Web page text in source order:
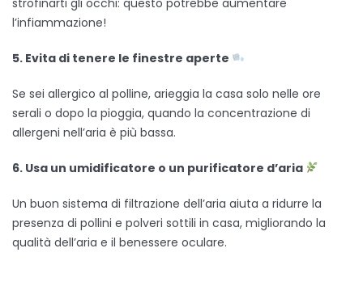
l’infiammazione!
5. Evita di tenere le finestre aperte
Se sei allergico al polline, arieggia la casa solo nelle ore
serali o dopo la pioggia, quando la concentrazione di
allergeni nell’aria è più bassa.
6. Usa un umidificatore o un purificatore d’aria
Un buon sistema di filtrazione dell’aria aiuta a ridurre la
presenza di pollini e polveri sottili in casa, migliorando la
qualità dell’aria e il benessere oculare.